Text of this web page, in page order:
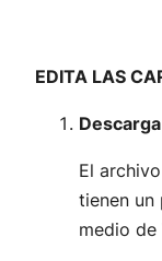
EDITA LAS
El
tienen un
medio